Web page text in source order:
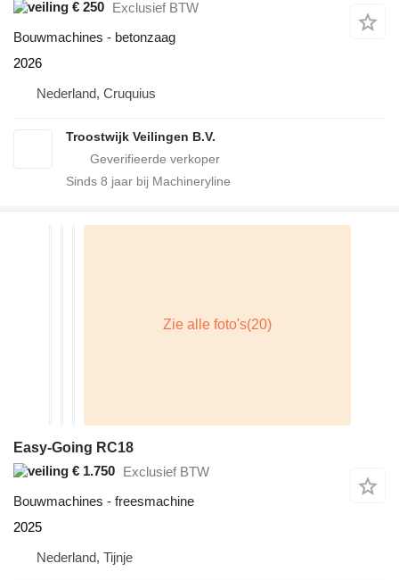
€ 250 Exclusief BTW
Bouwmachines - betonzaag
2026
Nederland, Cruquius
Troostwijk Veilingen B.V.
Sinds 8 jaar bij Machineryline
Easy-Going RC18
€ 1.750 Exclusief BTW
Bouwmachines - freesmachine
2025
Nederland, Tijnje